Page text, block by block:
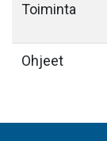
Toiminta
Ohjeet